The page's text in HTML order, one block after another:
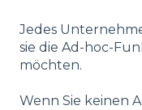
Jedes
sie die Ad-hoc-
möchten.
Wenn Sie keinen